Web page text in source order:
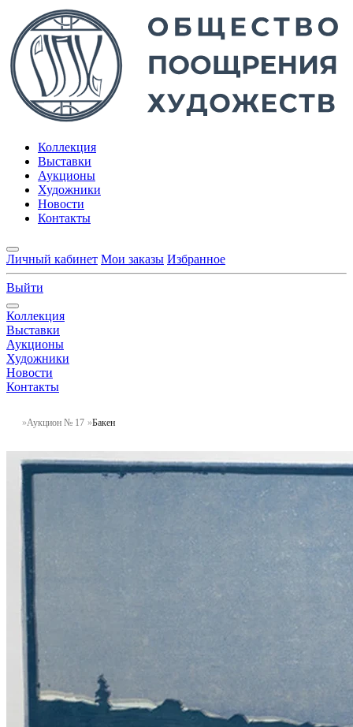
Коллекция
Выставки
Аукционы
Художники
Новости
Контакты
Личный кабинет Мои заказы Избранное
Выйти
Коллекция
Выставки
Аукционы
Художники
Новости
Контакты
Аукцион № 17 Бакен